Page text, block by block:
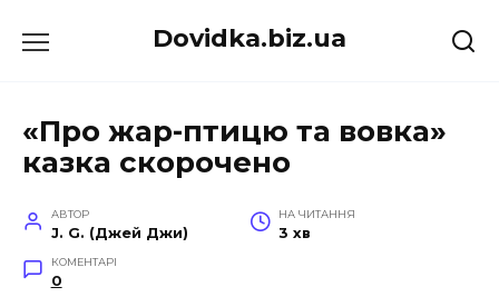
до
Dovidka.biz.ua
«Про жар-птицю та вовка»
казка скорочено
АВТОР
J. G. (Джей Джи)
НА ЧИТАННЯ
3 хв
КОМЕНТАРІ
0